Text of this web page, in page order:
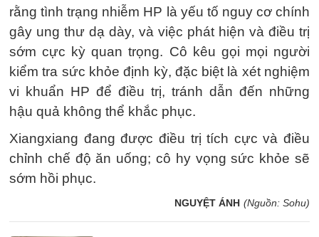
rằng tình trạng nhiễm HP là yếu tố nguy cơ chính
gây ung thư dạ dày, và việc phát hiện và điều trị
sớm cực kỳ quan trọng. Cô kêu gọi mọi người
kiểm tra sức khỏe định kỳ, đặc biệt là xét nghiệm
vi khuẩn HP để điều trị, tránh dẫn đến những
hậu quả không thể khắc phục.
Xiangxiang đang được điều trị tích cực và điều
chỉnh chế độ ăn uống; cô hy vọng sức khỏe sẽ
sớm hồi phục.
NGUYỆT ÁNH (Nguồn: Sohu)